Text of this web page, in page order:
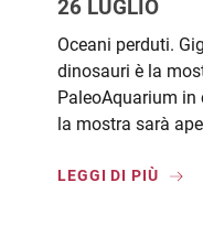
26 LUGLIO
Oceani perduti.
dinosauri è la
PaleoAquarium
la mostra sarà
LEGGI DI PIÙ